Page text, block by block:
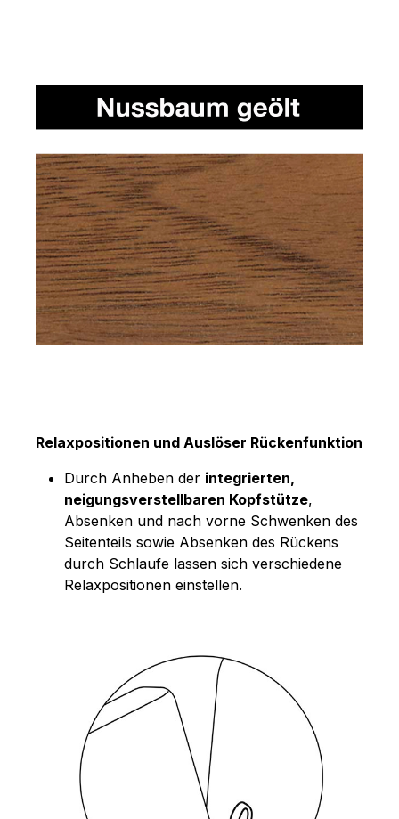
Relaxpositionen und Auslöser Rückenfunktion
Durch Anheben der integrierten,
neigungsverstellbaren Kopfstütze,
Absenken und nach vorne Schwenken des
Seitenteils sowie Absenken des Rückens
durch Schlaufe lassen sich verschiedene
Relaxpositionen einstellen.